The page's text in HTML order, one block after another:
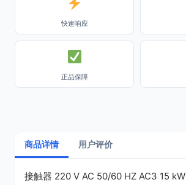
快速响应
正品保障
商品详情 用户评价
接触器 220 V AC 50/60 HZ AC3 15 kW